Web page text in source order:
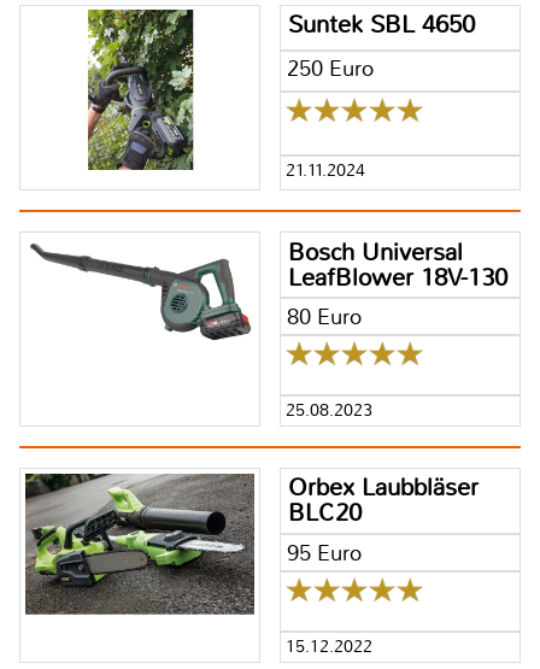
Suntek SBL 4650
250 Euro
21.11.2024
Bosch Universal
LeafBlower 18V-130
80 Euro
25.08.2023
Orbex Laubbläser
BLC20
95 Euro
15.12.2022